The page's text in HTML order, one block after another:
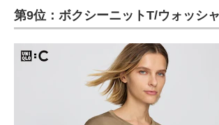
第9位：ボクシーニットT/ウォッシ